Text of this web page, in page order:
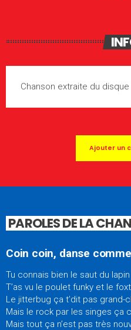
Chanson extraite du
Ajouter un
PAROLES DE LA
Coin coin, danse
Tu connais bien le saut du lapin
T’as vu le poulet funky et le
Le jitterbug ça t’dit pas grand-
Mais le rock par les singes ça
Mais tout ça n’est pas très